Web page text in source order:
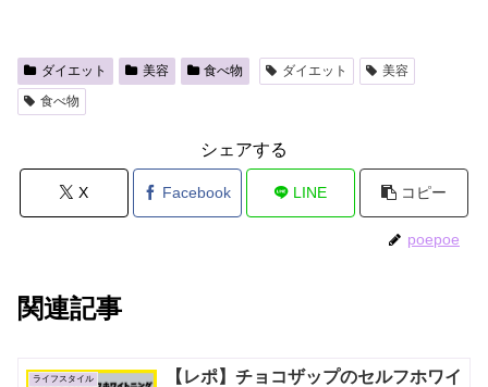
c
e
b
o
k
tt
er
ダイエット 美容 食べ物 ダイエット
美容
食べ物
シェアする
X Facebook LINE コピー
poepoe
関連記事
ライフスタイル
【レポ】チョコザップのセルフホワイ